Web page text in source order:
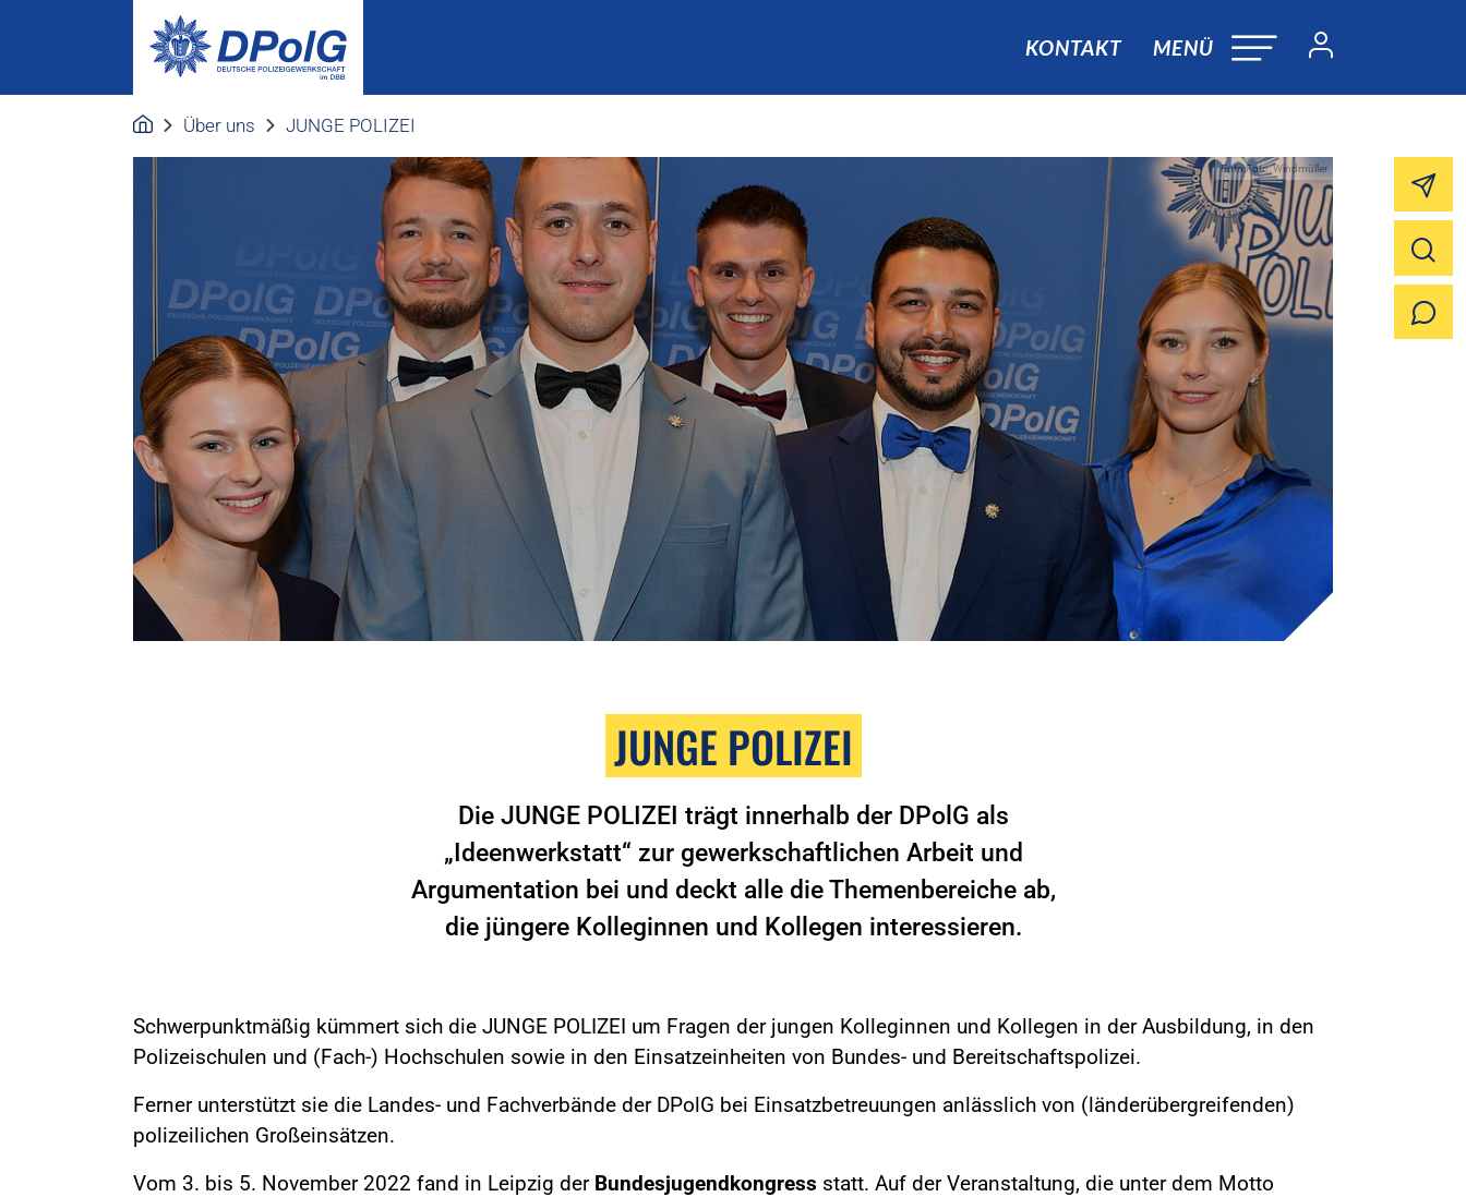
KONTAKT MENÜ
Über uns JUNGE POLIZEI
Foto:Foto: Windmüller
JUNGE POLIZEI
Die JUNGE POLIZEI trägt innerhalb der DPolG als
„Ideenwerkstatt“ zur gewerkschaftlichen Arbeit und
Argumentation bei und deckt alle die Themenbereiche ab,
die jüngere Kolleginnen und Kollegen interessieren.
Schwerpunktmäßig kümmert sich die JUNGE POLIZEI um Fragen der jungen Kolleginnen und Kollegen in der Ausbildung, in den
Polizeischulen und (Fach-) Hochschulen sowie in den Einsatzeinheiten von Bundes- und Bereitschaftspolizei.
Ferner unterstützt sie die Landes- und Fachverbände der DPolG bei Einsatzbetreuungen anlässlich von (länderübergreifenden)
polizeilichen Großeinsätzen.
Vom 3. bis 5. November 2022 fand in Leipzig der Bundesjugendkongress statt. Auf der Veranstaltung, die unter dem Motto